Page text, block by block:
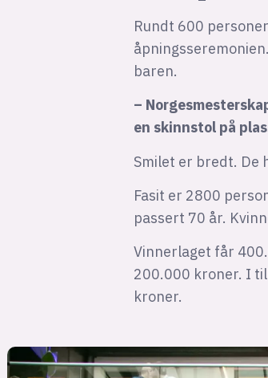
Rundt 600
baren.
–
en skinnstol på
Smilet er bredt. De
Fasit er 2800
passert 70 år.
Vinnerlaget får
200.000 kroner. I
kroner.